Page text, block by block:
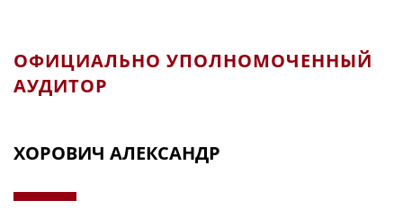
ОФИЦИАЛЬНО УПОЛНОМОЧЕННЫЙ
АУДИТОР
ХОРОВИЧ АЛЕКСАНДР